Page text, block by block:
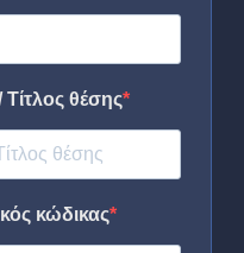
Τίτλος θέσης
κώδικας